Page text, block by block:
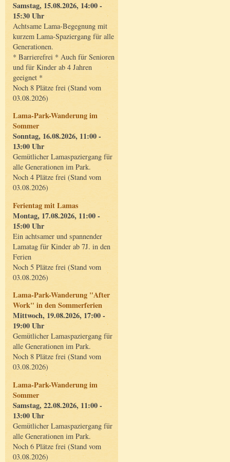
Samstag, 15.08.2026, 14:00 -
15:30 Uhr
Achtsame Lama-Begegnung mit
kurzem Lama-Spaziergang für alle
Generationen.
* Barrierefrei * Auch für Senioren
und für Kinder ab 4 Jahren
geeignet *
Noch 8 Plätze frei (Stand vom
03.08.2026)
Lama-Park-Wanderung im
Sommer
Sonntag, 16.08.2026, 11:00 -
13:00 Uhr
Gemütlicher Lamaspaziergang für
alle Generationen im Park.
Noch 4 Plätze frei (Stand vom
03.08.2026)
Ferientag mit Lamas
Montag, 17.08.2026, 11:00 -
15:00 Uhr
Ein achtsamer und spannender
Lamatag für Kinder ab 7J. in den
Ferien
Noch 5 Plätze frei (Stand vom
03.08.2026)
Lama-Park-Wanderung "After
Work" in den Sommerferien
Mittwoch, 19.08.2026, 17:00 -
19:00 Uhr
Gemütlicher Lamaspaziergang für
alle Generationen im Park.
Noch 8 Plätze frei (Stand vom
03.08.2026)
Lama-Park-Wanderung im
Sommer
Samstag, 22.08.2026, 11:00 -
13:00 Uhr
Gemütlicher Lamaspaziergang für
alle Generationen im Park.
Noch 6 Plätze frei (Stand vom
03.08.2026)